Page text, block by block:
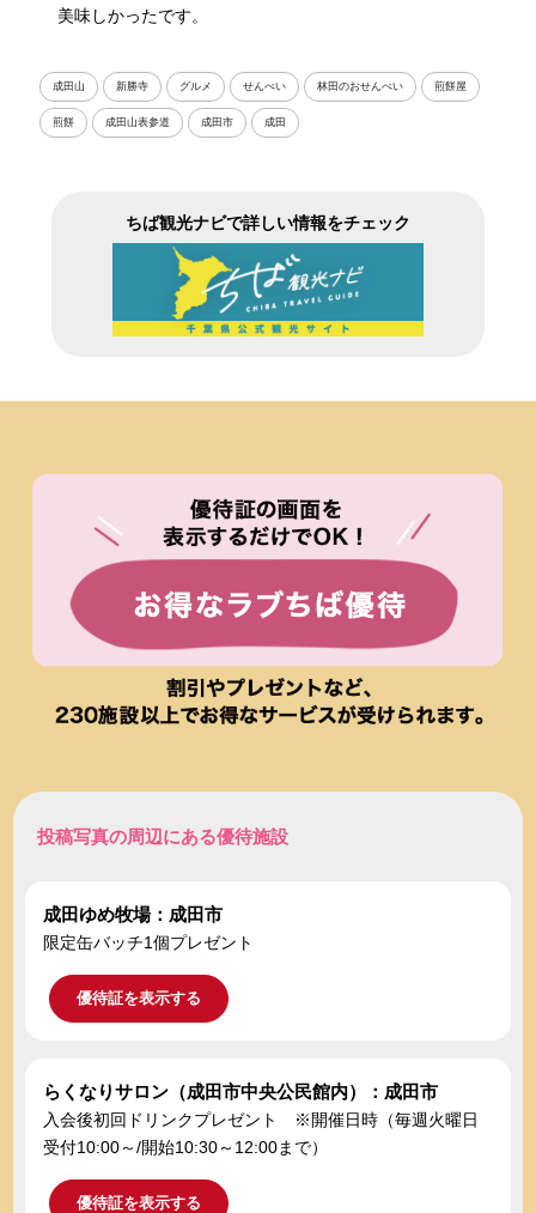
美味しかったです。
成田山 新勝寺 グルメ せんべい 林田のおせんべい 煎餅屋
煎餅 成田山表参道 成田市 成田
ちば観光ナビで詳しい情報をチェック
投稿写真の周辺にある優待施設
成田ゆめ牧場：成田市
限定缶バッチ1個プレゼント
優待証を表示する
らくなりサロン（成田市中央公民館内）：成田市
入会後初回ドリンクプレゼント ※開催日時（毎週火曜日
受付10:00～/開始10:30～12:00まで）
優待証を表示する